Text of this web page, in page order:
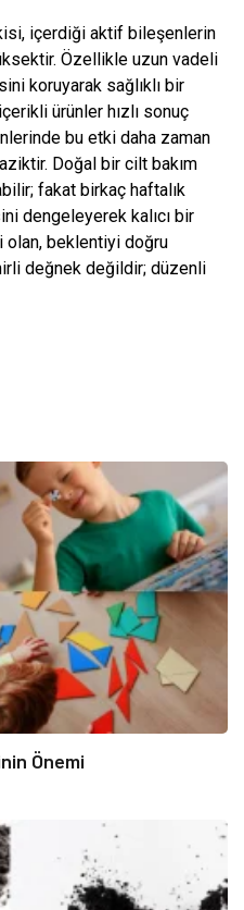
içerdiği aktif bileşenlerin
Özellikle uzun vadeli
koruyarak sağlıklı bir
ürünler hızlı sonuç
bu etki daha zaman
Doğal bir cilt bakım
fakat birkaç haftalık
dengeleyerek kalıcı bir
olan, beklentiyi doğru
değnek değildir; düzenli
Önemi